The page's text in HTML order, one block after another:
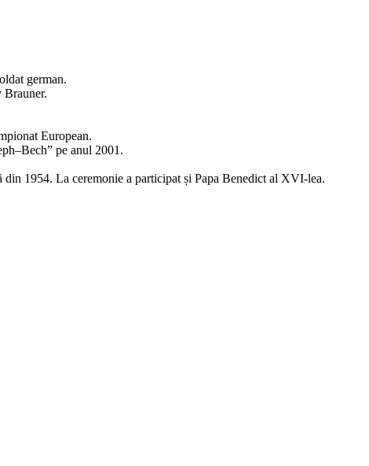
german.
Brauner.
European.
pe anul 2001.
1954. La ceremonie a participat și Papa Benedict al XVI-lea.